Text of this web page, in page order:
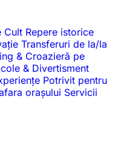
Cult Repere istorice
Transferuri de la/la
& Croazieră pe
& Divertisment
Potrivit pentru
orașului Servicii